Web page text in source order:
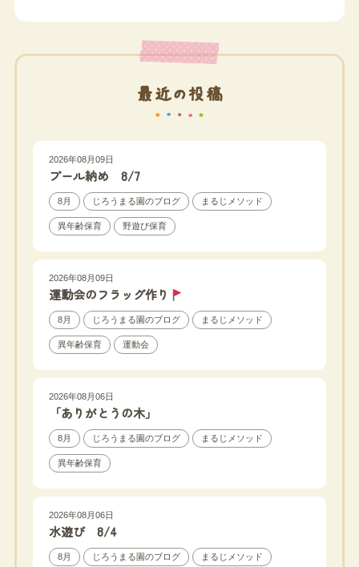
最近の投稿
2026年08月09日
プール納め 8/7
8月 じろうまる園のブログ まるじメソッド
異年齢保育 野遊び保育
2026年08月09日
運動会のフラッグ作り
8月 じろうまる園のブログ まるじメソッド
異年齢保育 運動会
2026年08月06日
「ありがとうの木」
8月 じろうまる園のブログ まるじメソッド
異年齢保育
2026年08月06日
水遊び 8/4
8月 じろうまる園のブログ まるじメソッド